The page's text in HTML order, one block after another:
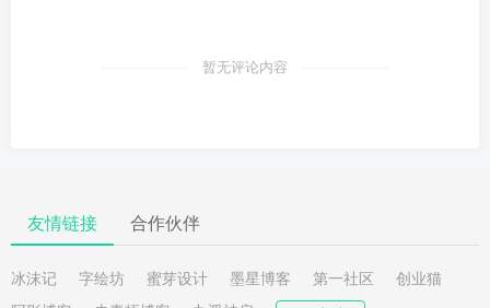
暂无评论内容
友情链接 合作伙伴
冰沫记 字绘坊 蜜芽设计 墨星博客 第一社区
创业猫